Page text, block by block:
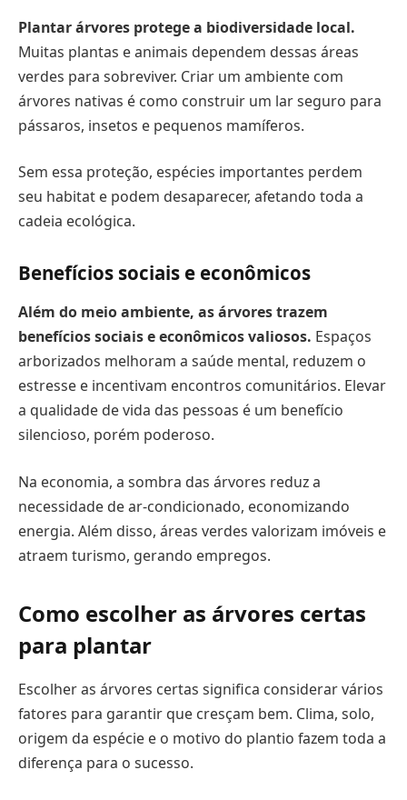
Plantar árvores protege a biodiversidade local.
Muitas plantas e animais dependem dessas áreas
verdes para sobreviver. Criar um ambiente com
árvores nativas é como construir um lar seguro para
pássaros, insetos e pequenos mamíferos.
Sem essa proteção, espécies importantes perdem
seu habitat e podem desaparecer, afetando toda a
cadeia ecológica.
Benefícios sociais e econômicos
Além do meio ambiente, as árvores trazem
benefícios sociais e econômicos valiosos. Espaços
arborizados melhoram a saúde mental, reduzem o
estresse e incentivam encontros comunitários. Elevar
a qualidade de vida das pessoas é um benefício
silencioso, porém poderoso.
Na economia, a sombra das árvores reduz a
necessidade de ar-condicionado, economizando
energia. Além disso, áreas verdes valorizam imóveis e
atraem turismo, gerando empregos.
Como escolher as árvores certas
para plantar
Escolher as árvores certas significa considerar vários
fatores para garantir que cresçam bem. Clima, solo,
origem da espécie e o motivo do plantio fazem toda a
diferença para o sucesso.